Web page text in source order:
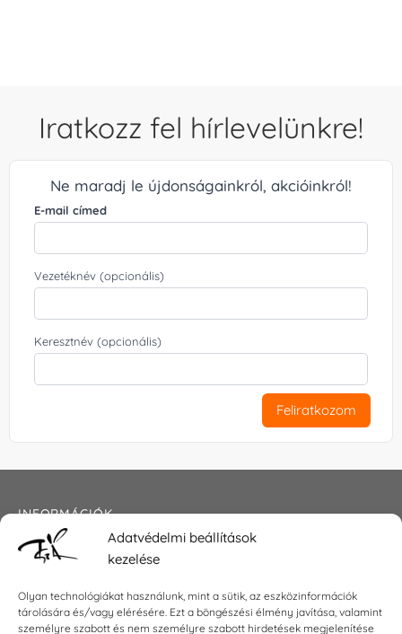
Adatvédelmi beállítások
kezelése
Olyan technológiákat használunk, mint a sütik, az eszközinformációk
tárolására és/vagy elérésére. Ezt a böngészési élmény javítása, valamint
személyre szabott és nem személyre szabott hirdetések megjelenítése
Iratkozz fel hírlevelünkre!
Ne maradj le újdonságainkról, akcióinkról!
E-mail címed
Vezetéknév (opcionális)
Keresztnév (opcionális)
Feliratkozom
INFORMÁCIÓK
Általános szerződési feltételek
Impresszum